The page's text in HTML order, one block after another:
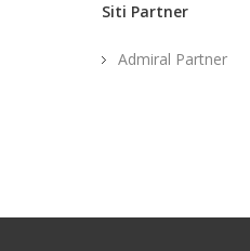
Siti Partner
Admiral Partner